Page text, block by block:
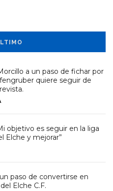
a un paso de fichar por
quiere seguir de
objetivo es seguir en la liga
Elche y mejorar”
paso de convertirse en
Elche C.F.